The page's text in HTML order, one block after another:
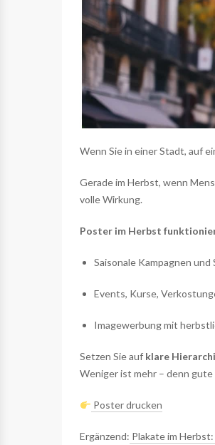
Wenn Sie in einer Stadt, auf
Gerade im Herbst, wenn
volle Wirkung.
Poster im Herbst
Saisonale Kampagnen
Events, Kurse,
Imagewerbung mit
Setzen Sie auf klare
Weniger ist mehr – denn
Poster drucken
Ergänzend: Plakate im